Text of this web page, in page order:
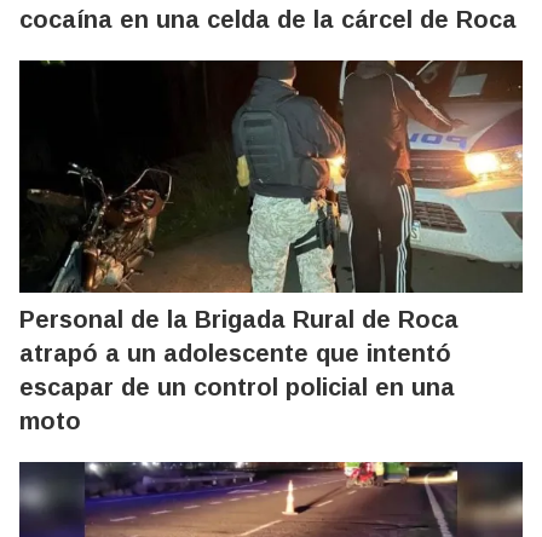
cocaína en una celda de la cárcel de Roca
Personal de la Brigada Rural de Roca
atrapó a un adolescente que intentó
escapar de un control policial en una
moto